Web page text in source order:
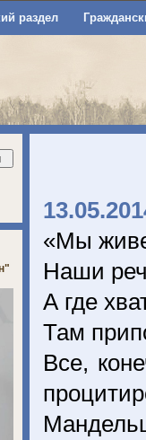
раздел
«Мы
Наши
А где
Там
Все,